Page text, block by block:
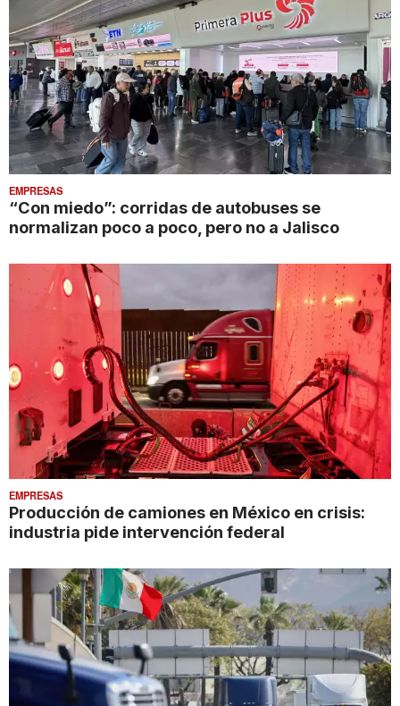
EMPRESAS
“Con miedo”: corridas de autobuses se
normalizan poco a poco, pero no a Jalisco
EMPRESAS
Producción de camiones en México en crisis:
industria pide intervención federal